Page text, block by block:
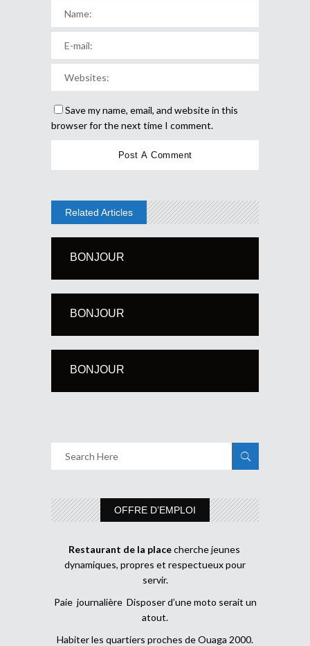
Save my name, email, and website in this
browser for the next time I comment.
Related Articles
BONJOUR
BONJOUR
BONJOUR
OFFRE D’EMPLOI
Restaurant de la placecherche jeunes
dynamiques, propres et respectueux pour
servir.
Paie journalière Disposer d’une moto serait un
atout.
Habiter les quartiers proches de Ouaga 2000.